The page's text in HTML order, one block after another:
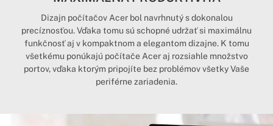
Dizajn počítačov Acer bol navrhnutý s dokonalou
precíznosťou. Vďaka tomu sú schopné udržať si maximálnu
funkčnosť aj v kompaktnom a elegantom dizajne. K tomu
všetkému ponúkajú počítače Acer aj rozsiahle množstvo
portov, vďaka ktorým pripojíte bez problémov všetky Vaše
periférne zariadenia.